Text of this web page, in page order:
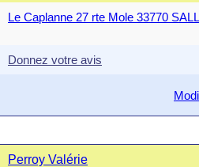
Le Caplanne 27 rte Mole 33770
Donnez votre avis
Perroy Valérie